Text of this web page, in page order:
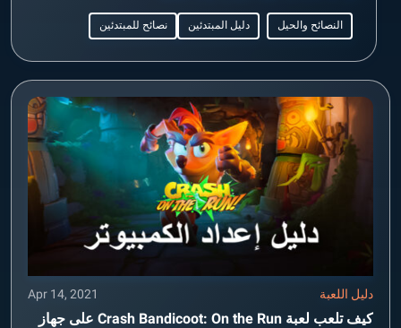
النصائح والحيل دليل المبتدئين نصائح للمبتدئين
دليل اللعبة Apr 14, 2021
كيف تلعب لعبة Crash Bandicoot: On the Run على جهاز